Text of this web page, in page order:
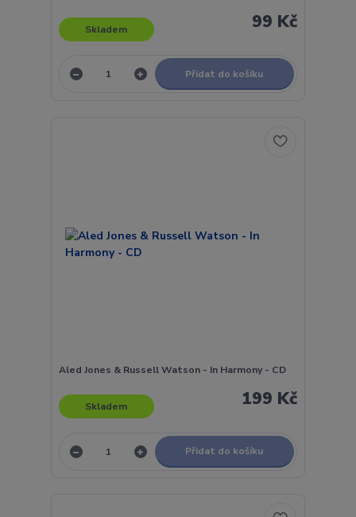
99 Kč
Skladem
Přidat do košíku
Aled Jones & Russell Watson - In Harmony - CD
199 Kč
Skladem
Přidat do košíku